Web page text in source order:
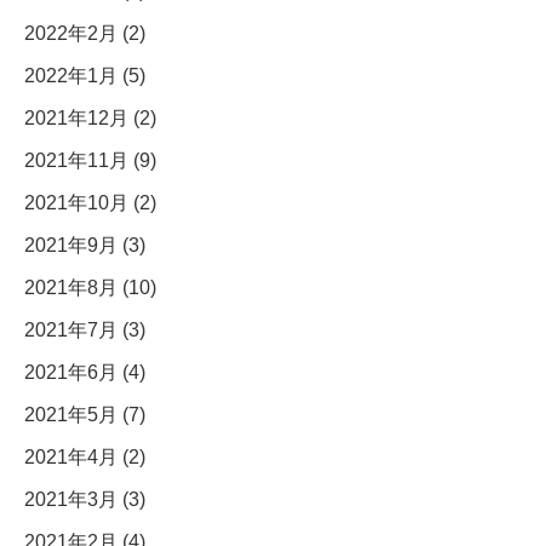
2022年2月 (2)
2022年1月 (5)
2021年12月 (2)
2021年11月 (9)
2021年10月 (2)
2021年9月 (3)
2021年8月 (10)
2021年7月 (3)
2021年6月 (4)
2021年5月 (7)
2021年4月 (2)
2021年3月 (3)